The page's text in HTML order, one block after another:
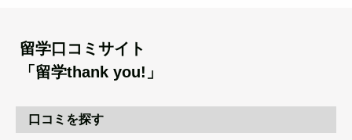
留学口コミサイト
「留学thank you!」
口コミを探す